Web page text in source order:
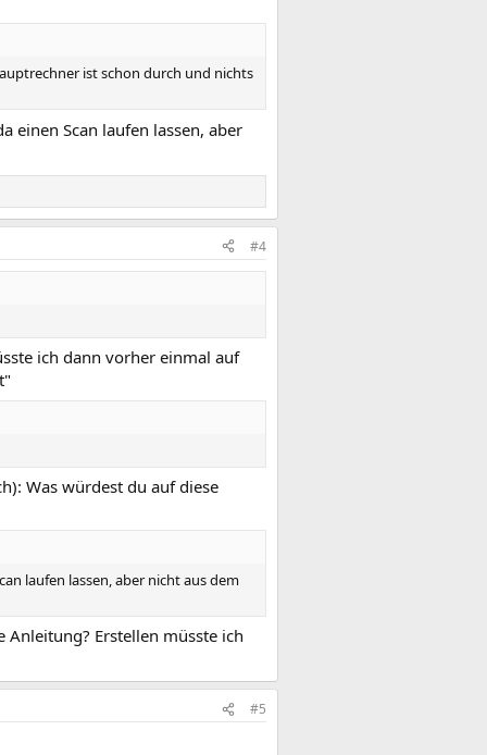
ist schon durch und nichts
einen Scan laufen lassen, aber
#4
ich dann vorher einmal auf
Was würdest du auf diese
laufen lassen, aber nicht aus dem
Anleitung? Erstellen müsste ich
#5